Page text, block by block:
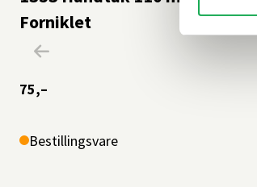
Forniklet
75,–
Bestillingsvare